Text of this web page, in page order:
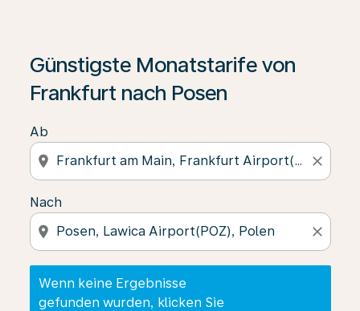
Günstigste Monatstarife von
Frankfurt nach Posen
Ab
location_on close
Nach
location_on close
Wenn keine Ergebnisse
gefunden wurden, klicken Sie
Wenn keine Ergebnisse gefunden wurden, klicken